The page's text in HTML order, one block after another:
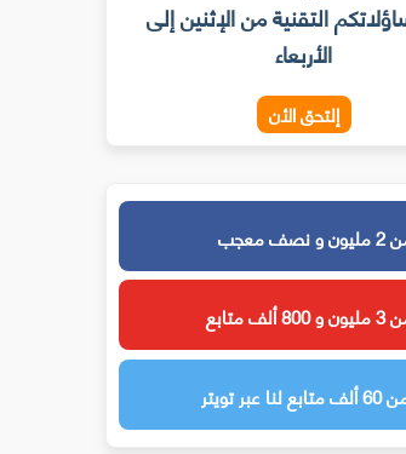
التقنية من الإثنين إلى
الأربعاء
إلتحق الأن
معجب
متابع
عبر تويتر